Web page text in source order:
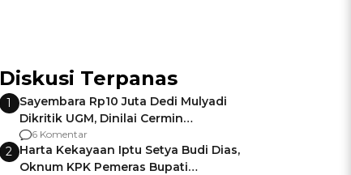
Diskusi Terpanas
1
Sayembara Rp10 Juta Dedi Mulyadi
Dikritik UGM, Dinilai Cermin
Gagalnya Negara Jamin Keamanan
6 Komentar
2 Harta Kekayaan Iptu Setya Budi Dias,
Oknum KPK Pemeras Bupati